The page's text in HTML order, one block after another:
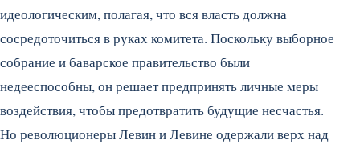
идеологическим, полагая, что вся власть должна
сосредоточиться в руках комитета. Поскольку выборное
собрание и баварское правительство были
недееспособны, он решает предпринять личные меры
воздействия, чтобы предотвратить будущие несчастья.
Но революционеры Левин и Левине одержали верх над